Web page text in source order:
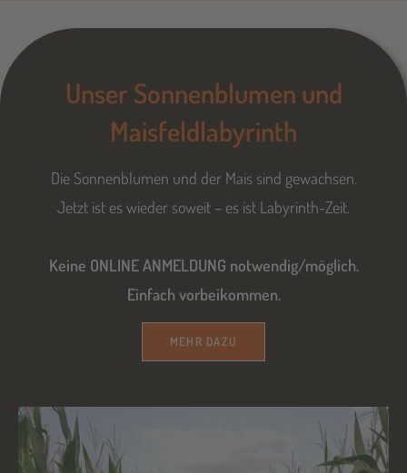
Unser Sonnenblumen und
Maisfeldlabyrinth
Die Sonnenblumen und der Mais sind gewachsen.
Jetzt ist es wieder soweit – es ist Labyrinth-Zeit.
Keine ONLINE ANMELDUNG notwendig/möglich.
Einfach vorbeikommen.
MEHR DAZU